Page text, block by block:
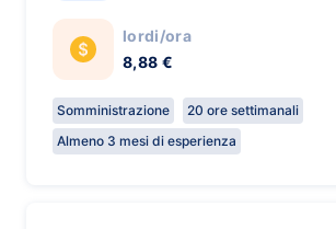
lordi/ora
8,88 €
Somministrazione
20 ore settimanali
Almeno 3 mesi di esperienza